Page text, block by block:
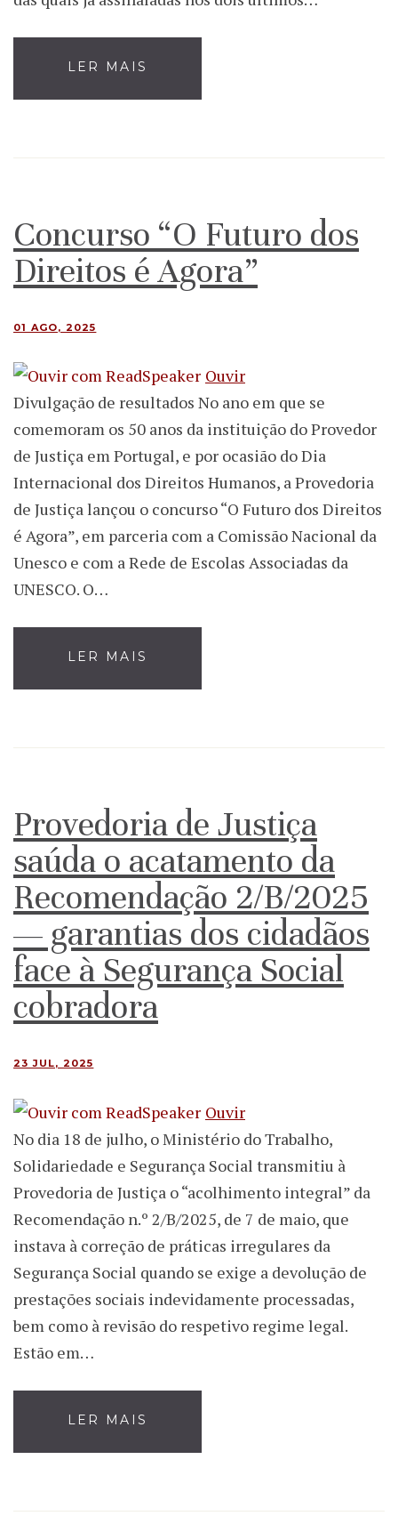
LER MAIS
Concurso “O Futuro dos
Direitos é Agora”
01 AGO, 2025
Ouvir
Divulgação de resultados No ano em que se
comemoram os 50 anos da instituição do Provedor
de Justiça em Portugal, e por ocasião do Dia
Internacional dos Direitos Humanos, a Provedoria
de Justiça lançou o concurso “O Futuro dos Direitos
é Agora”, em parceria com a Comissão Nacional da
Unesco e com a Rede de Escolas Associadas da
UNESCO. O…
LER MAIS
Provedoria de Justiça
saúda o acatamento da
Recomendação 2/B/2025
— garantias dos cidadãos
face à Segurança Social
cobradora
23 JUL, 2025
Ouvir
No dia 18 de julho, o Ministério do Trabalho,
Solidariedade e Segurança Social transmitiu à
Provedoria de Justiça o “acolhimento integral” da
Recomendação n.º 2/B/2025, de 7 de maio, que
instava à correção de práticas irregulares da
Segurança Social quando se exige a devolução de
prestações sociais indevidamente processadas,
bem como à revisão do respetivo regime legal.
Estão em…
LER MAIS